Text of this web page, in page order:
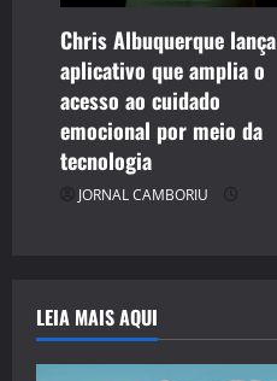
Chris Albuquerque lança
aplicativo que amplia o
acesso ao cuidado
emocional por meio da
tecnologia
JORNAL CAMBORIU
LEIA MAIS AQUI